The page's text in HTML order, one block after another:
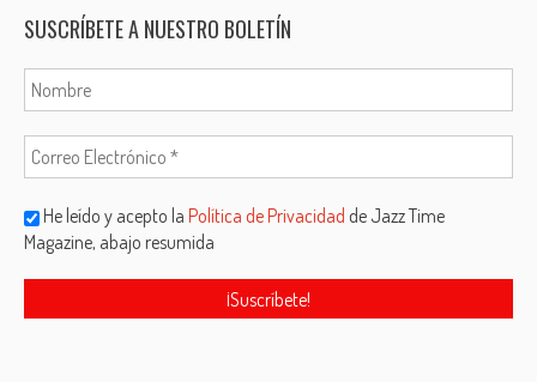
SUSCRÍBETE A NUESTRO BOLETÍN
He leído y acepto laPolítica de Privacidad de Jazz Time
Magazine, abajo resumida